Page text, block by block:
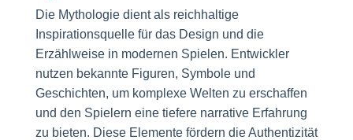
Die Mythologie dient als reichhaltige
Inspirationsquelle für das Design und die
Erzählweise in modernen Spielen. Entwickler
nutzen bekannte Figuren, Symbole und
Geschichten, um komplexe Welten zu erschaffen
und den Spielern eine tiefere narrative Erfahrung
zu bieten. Diese Elemente fördern die Authentizität